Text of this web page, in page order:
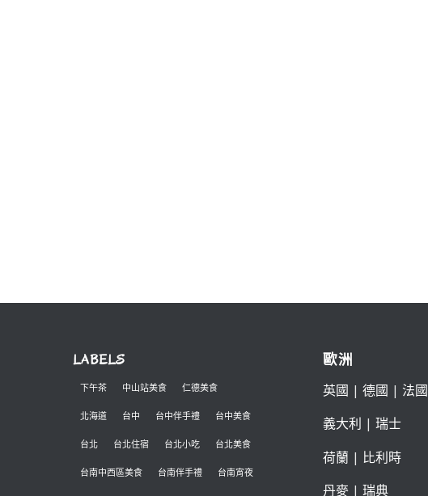
LABELS
下午茶 中山站美食 仁德美食
北海道 台中 台中伴手禮 台中美食
台北 台北住宿 台北小吃 台北美食
台南中西區美食 台南伴手禮 台南宵夜
歐洲
英國 | 德國 | 法國
義大利 | 瑞士
荷蘭| 比利時
丹麥| 瑞典